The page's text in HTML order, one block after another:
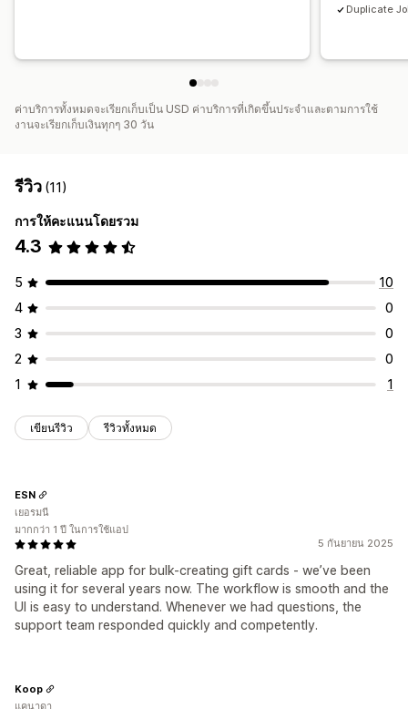
Duplicate
ค่าบริการทั้งหมดจะเรียกเก็บเป็น USD ค่าบริการที่เกิดขึ้นประจำและตามการใช้
งานจะเรียกเก็บเงินทุกๆ 30 วัน
รีวิว (11)
การให้คะแนนโดยรวม
4.3
5
10
4
0
3
0
2
0
1
1
เขียนรีวิว รีวิวทั้งหมด
5 กันยายน 2025
Great, reliable app for bulk-creating gift cards - we’ve been
using it for several years now. The workflow is smooth and the
UI is easy to understand. Whenever we had questions, the
support team responded quickly and competently.
ESN
เยอรมนี
มากกว่า 1 ปี ในการใช้แอป
Koop